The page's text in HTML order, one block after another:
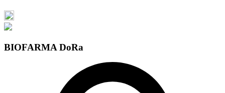
BIOFARMA DoRa